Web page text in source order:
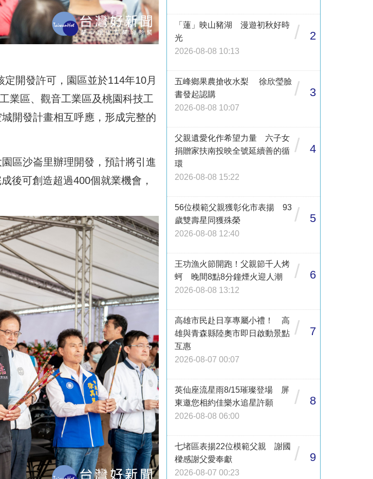
開發許可，園區並於114年10月
業區、觀音工業區及桃園科技工
開發計畫相互呼應，形成完整的
區沙崙里辦理開發，預計將引進
後可創造超過400個就業機會，
「蓮」映山豬湖 漫遊初秋好時
光
2026-08-08 10:13
/ 2
五峰鄉果農搶收水梨 徐欣瑩臉
書發起認購
2026-08-08 10:07
/ 3
父親遺愛化作希望力量 六子女
捐贈家扶南投映全號延續善的循
環
2026-08-08 15:22
/ 4
56位模範父親獲彰化市表揚 93
歲雙壽星同獲殊榮
2026-08-08 12:40
/ 5
王功漁火節開跑！父親節千人烤
蚵 晚間8點8分鐘煙火迎人潮
2026-08-08 13:12
/ 6
高雄市民赴日享專屬小禮！ 高
雄與青森縣陸奧市即日啟動景點
互惠
2026-08-07 00:07
/ 7
英仙座流星雨8/15璀璨登場 屏
東邀您相約佳樂水追星許願
2026-08-08 06:00
/ 8
七堵區表揚22位模範父親 謝國
樑感謝父愛奉獻
2026-08-07 00:23
/ 9